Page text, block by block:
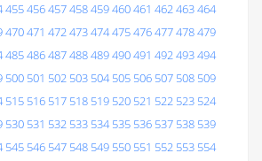
455456457458459460461 462463464
470471 472473474475476477478479
485486487488489490491 492493494
500 501 502 503 504 505 506 507 508 509
515 516 517 518 519 520 521 522 523 524
530 531 532 533 534 535 536 537 538 539
545 546 547 548 549 550 551 552 553 554